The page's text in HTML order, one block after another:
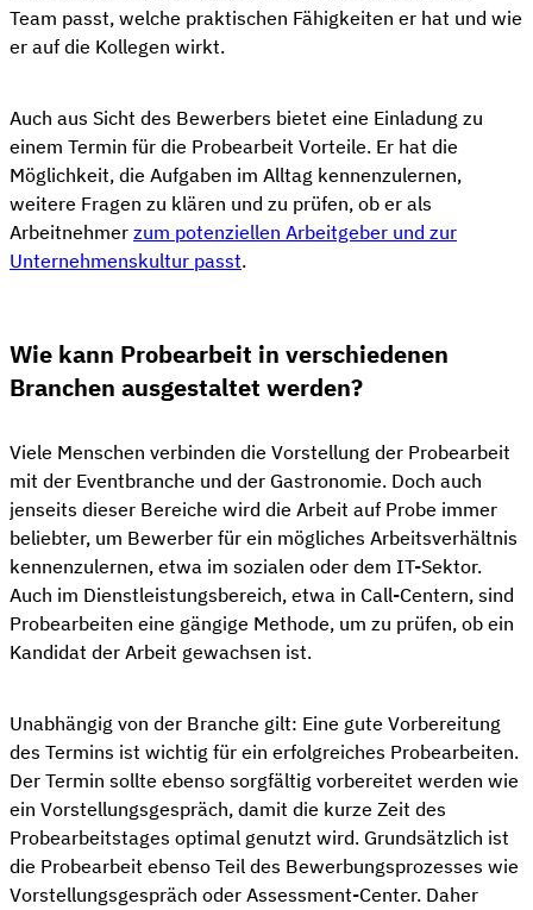
Team passt, welche praktischen Fähigkeiten er hat und wie
er auf die Kollegen wirkt.
Auch aus Sicht des Bewerbers bietet eine Einladung zu
einem Termin für die Probearbeit Vorteile. Er hat die
Möglichkeit, die Aufgaben im Alltag kennenzulernen,
weitere Fragen zu klären und zu prüfen, ob er als
Arbeitnehmer zum potenziellen Arbeitgeber und zur
Unternehmenskultur passt.
Wie kann Probearbeit in verschiedenen
Branchen ausgestaltet werden?
Viele Menschen verbinden die Vorstellung der Probearbeit
mit der Eventbranche und der Gastronomie. Doch auch
jenseits dieser Bereiche wird die Arbeit auf Probe immer
beliebter, um Bewerber für ein mögliches Arbeitsverhältnis
kennenzulernen, etwa im sozialen oder dem IT-Sektor.
Auch im Dienstleistungsbereich, etwa in Call-Centern, sind
Probearbeiten eine gängige Methode, um zu prüfen, ob ein
Kandidat der Arbeit gewachsen ist.
Unabhängig von der Branche gilt: Eine gute Vorbereitung
des Termins ist wichtig für ein erfolgreiches Probearbeiten.
Der Termin sollte ebenso sorgfältig vorbereitet werden wie
ein Vorstellungsgespräch, damit die kurze Zeit des
Probearbeitstages optimal genutzt wird. Grundsätzlich ist
die Probearbeit ebenso Teil des Bewerbungsprozesses wie
Vorstellungsgespräch oder Assessment-Center. Daher